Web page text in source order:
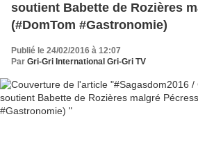
soutient Babette de Rozières
(#DomTom #Gastronomie)
Publié le 24/02/2016 à 12:07
Par Gri-Gri International Gri-Gri TV